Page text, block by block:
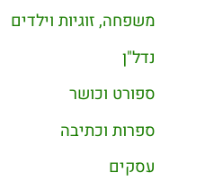
משפחה, זוגיות וילדים
נדל"ן
ספורט וכושר
ספרות וכתיבה
עסקים